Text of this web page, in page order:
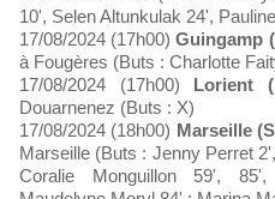
10', Selen Altunkulak 24',
17/08/2024 (17h00)Guingamp
à Fougères (Buts : Charlotte
17/08/2024 (17h00)
Lorient
Douarnenez (Buts : X)
17/08/2024 (18h00) Marseille
Marseille (Buts : Jenny Perret
Coralie Monguillon 59',